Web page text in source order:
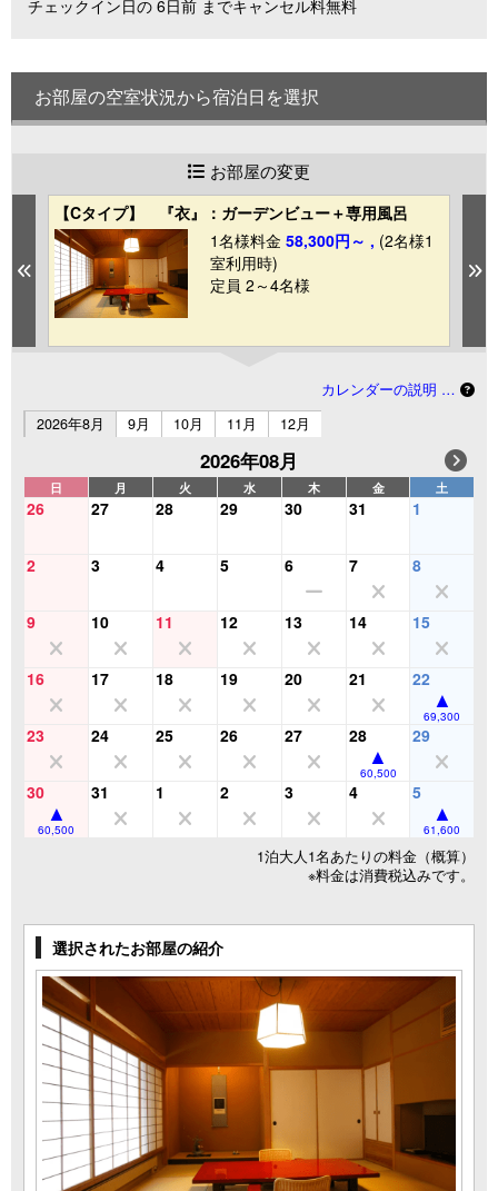
チェックイン日の 6日前 までキャンセル料無料
お部屋の空室状況から宿泊日を選択
お部屋の変更
Previous
【Cタイプ】 『衣』：ガーデンビュー＋専用風呂
1名様料金 58,300円～ , (2名様1
室利用時)
定員 2～4名様
カレンダーの説明 …
2026年8月
9月 10月 11月 12月
2026年08月
日 月 火 水 木 金 土
26 27 28 29 30 31 1
2 3 4 5 6 7 8
9 10 11 12 13 14 15
16 17 18 19 20 21 22
69,300
23 24 25 26 27 28
60,500
29
30
60,500
31 1 2 3 4 5
61,600
1泊大人1名あたりの料金（概算）
※料金は消費税込みです。
選択されたお部屋の紹介